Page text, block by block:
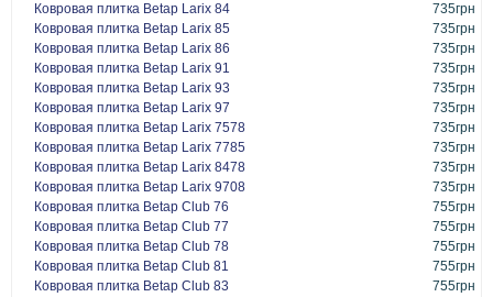
Ковровая плитка Betap Larix 84
735грн
Ковровая плитка Betap Larix 85
735грн
Ковровая плитка Betap Larix 86
735грн
Ковровая плитка Betap Larix 91
735грн
Ковровая плитка Betap Larix 93
735грн
Ковровая плитка Betap Larix 97
735грн
Ковровая плитка Betap Larix 7578
735грн
Ковровая плитка Betap Larix 7785
735грн
Ковровая плитка Betap Larix 8478
735грн
Ковровая плитка Betap Larix 9708
735грн
Ковровая плитка Betap Club 76
755грн
Ковровая плитка Betap Club 77
755грн
Ковровая плитка Betap Club 78
755грн
Ковровая плитка Betap Club 81
755грн
Ковровая плитка Betap Club 83
755грн